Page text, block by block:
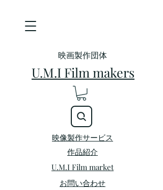
映画製作団体
U.M.I Film makers
映像製作サービス
U.M.I Film market
​作品紹介
お問い合わせ